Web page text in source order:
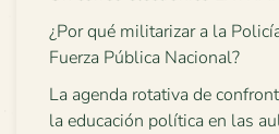
¿Por qué militarizar a la
Fuerza Pública Nacional?
La agenda rotativa de
la educación política en las